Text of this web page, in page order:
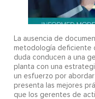
La ausencia de
metodología deficiente
duda conducen a una
planta con una
un esfuerzo por
presenta las mejores
que los gerentes de